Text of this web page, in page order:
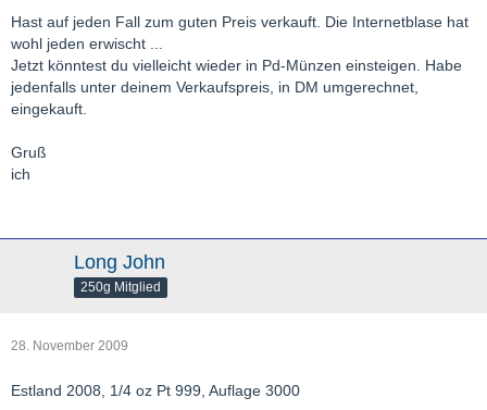
Hast auf jeden Fall zum guten Preis verkauft. Die Internetblase hat
wohl jeden erwischt ...
Jetzt könntest du vielleicht wieder in Pd-Münzen einsteigen. Habe
jedenfalls unter deinem Verkaufspreis, in DM umgerechnet,
eingekauft.
Gruß
ich
Long John
250g Mitglied
28. November 2009
Estland 2008, 1/4 oz Pt 999, Auflage 3000